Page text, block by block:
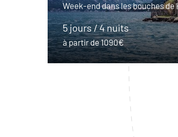
Week-end dans les bouches
5 jours / 4 nuits
à partir de 1090€